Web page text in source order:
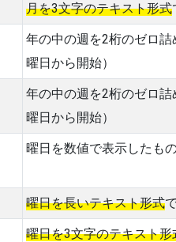
月を3文字のテキスト形式
年の中の週を2桁のゼロ
曜日から開始）
年の中の週を2桁のゼロ
曜日から開始）
曜日を数値で表示したも
曜日を長いテキスト形式
曜日を3文字のテキスト形